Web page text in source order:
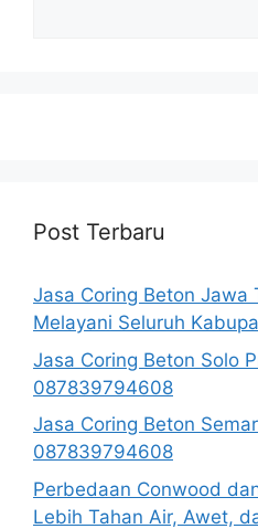
Post Terbaru
Jasa Coring Beton Jawa
Melayani Seluruh
Jasa Coring Beton Solo
087839794608
Jasa Coring Beton
087839794608
Perbedaan Conwood
Lebih Tahan Air, Awet,